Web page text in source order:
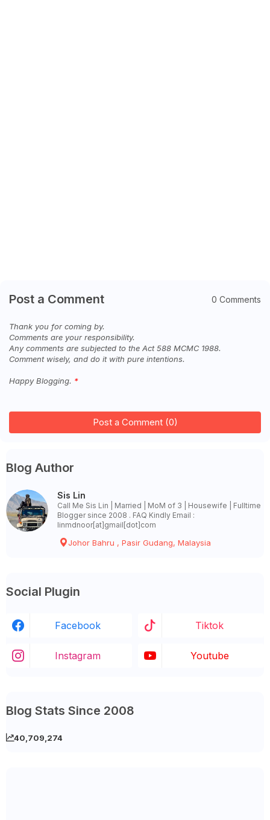
Post a Comment 0 Comments
Thank you for coming by.
Comments are your responsibility.
Any comments are subjected to the Act 588 MCMC 1988.
Comment wisely, and do it with pure intentions.
Happy Blogging.
Post a Comment (0)
Blog Author
Sis Lin
Call Me Sis Lin | Married | MoM of 3 | Housewife | Fulltime
Blogger since 2008 . FAQ Kindly Email :
linmdnoor[at]gmail[dot]com
Johor Bahru , Pasir Gudang, Malaysia
Social Plugin
Facebook Tiktok
Instagram Youtube
Blog Stats Since 2008
40,709,274